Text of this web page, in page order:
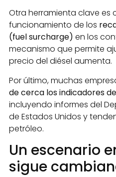
Otra herramienta clave es
funcionamiento de los
(fuel surcharge) en los
mecanismo que permite
precio del diésel aumenta.
Por último, muchas
de cerca los indicadores
incluyendo informes del
de Estados Unidos y
petróleo.
Un escenario
sigue